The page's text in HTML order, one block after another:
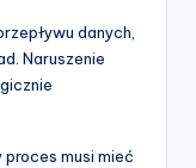
danych,
Naruszenie
proces musi mieć